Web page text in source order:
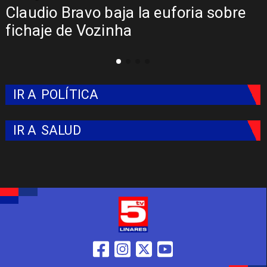
Presentación de Vozinha en Colo
Colo: Fecha, Estadio y Contrato
IR A POLÍTICA
IR A SALUD